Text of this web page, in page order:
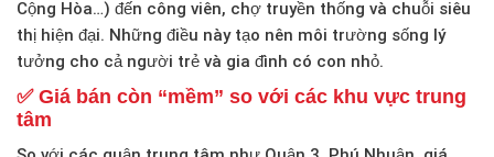
Cộng Hòa…) đến công viên, chợ truyền thống và chuỗi siêu
thị hiện đại. Những điều này tạo nên môi trường sống lý
tưởng cho cả người trẻ và gia đình có con nhỏ.
✅ Giá bán còn “mềm” so với các khu vực trung
tâm